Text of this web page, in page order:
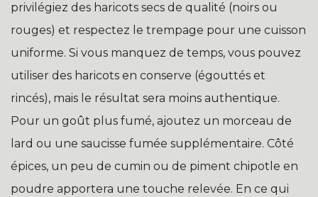
privilégiez des haricots secs de qualité (noirs ou
rouges) et respectez le trempage pour une cuisson
uniforme. Si vous manquez de temps, vous pouvez
utiliser des haricots en conserve (égouttés et
rincés), mais le résultat sera moins authentique.
Pour un goût plus fumé, ajoutez un morceau de
lard ou une saucisse fumée supplémentaire. Côté
épices, un peu de cumin ou de piment chipotle en
poudre apportera une touche relevée. En ce qui